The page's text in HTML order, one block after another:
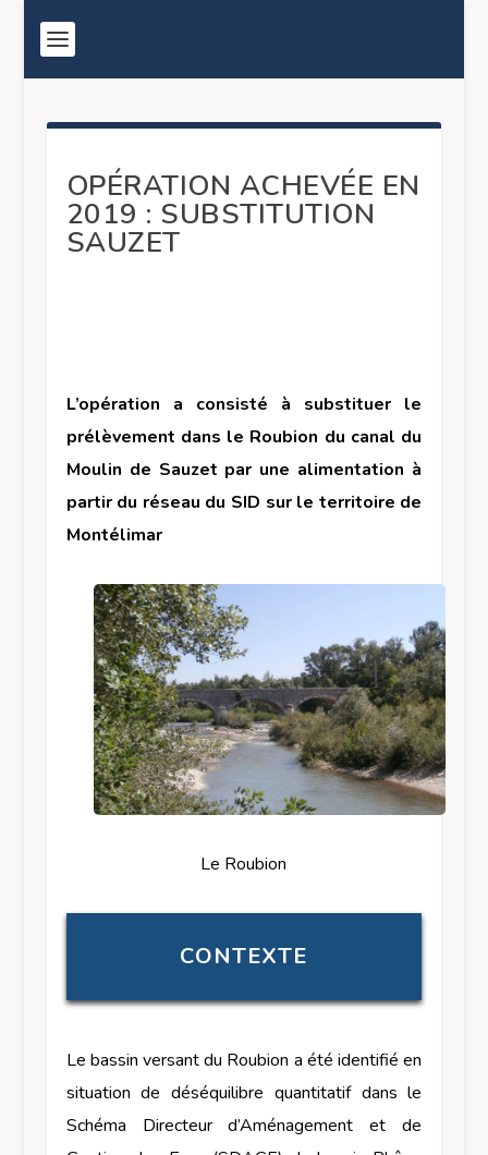
OPÉRATION ACHEVÉE EN
2019 : SUBSTITUTION
SAUZET
L’opération a consisté à substituer le
prélèvement dans le Roubion du canal du
Moulin de Sauzet par une alimentation à
partir du réseau du SID sur le territoire de
Montélimar
Le Roubion
CONTEXTE
Le bassin versant du Roubion a été identifié en
situation de déséquilibre quantitatif dans le
Schéma Directeur d’Aménagement et de